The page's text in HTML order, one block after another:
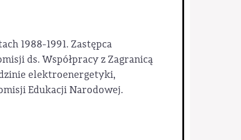
1988-1991. Zastępca
ds. Współpracy z Zagranicą
elektroenergetyki,
Edukacji Narodowej.